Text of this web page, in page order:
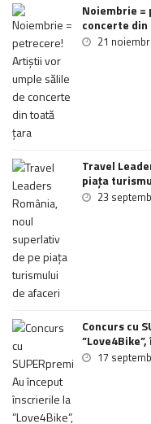
Noiembrie
concerte
21
Travel
piața
23
Concurs cu
17